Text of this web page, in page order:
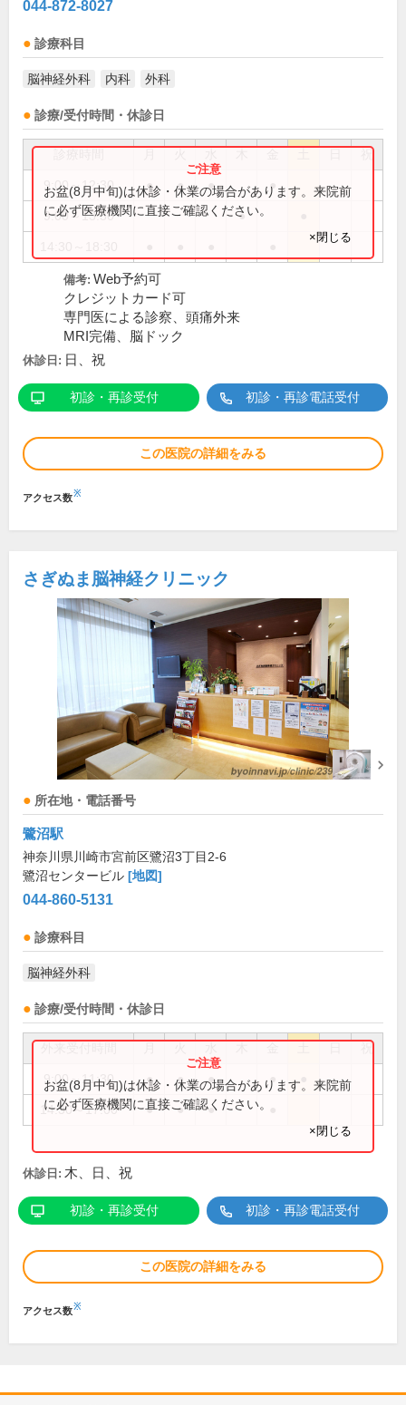
044-872-8027
診療科目
脳神経外科 内科 外科
診療/受付時間・休診日
祝
9:00～12:30 ● ● ● ●
9:00～13:30 ●
お盆(8月中旬)は休診・休業の場合があります。来院前
に必ず医療機関に直接ご確認ください。
×閉じる
備考: Web予約可
クレジットカード可
専門医による診察、頭痛外来
MRI完備、脳ドック
休診日: 日、祝
初診・再診受付 初診・再診電話受付
この医院の詳細をみる
アクセス数※
さぎぬま脳神経クリニック
所在地・電話番号
鷺沼駅
神奈川県川崎市宮前区鷺沼3丁目2-6
鷺沼センタービル [地図]
044-860-5131
診療科目
脳神経外科
診療/受付時間・休診日
祝
9:00～11:30 ● ● ● ●
14:30～17:00 ● ● ●
お盆(8月中旬)は休診・休業の場合があります。来院前
に必ず医療機関に直接ご確認ください。
×閉じる
休診日: 木、日、祝
初診・再診受付 初診・再診電話受付
この医院の詳細をみる
アクセス数※